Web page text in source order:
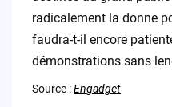
radicalement la donne
faudra-t-il encore
démonstrations sans
Source :Engadget